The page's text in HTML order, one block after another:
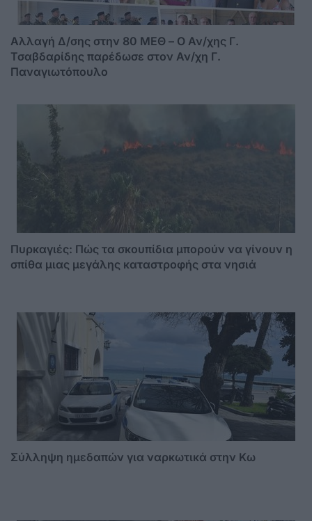
Αλλαγή Δ/σης στην 80 ΜΕΘ – Ο Αν/χης Γ.
Τσαβδαρίδης παρέδωσε στον Αν/χη Γ.
Παναγιωτόπουλο
Πυρκαγιές: Πώς τα σκουπίδια μπορούν να γίνουν η
σπίθα μιας μεγάλης καταστροφής στα νησιά
Σύλληψη ημεδαπών για ναρκωτικά στην Κω